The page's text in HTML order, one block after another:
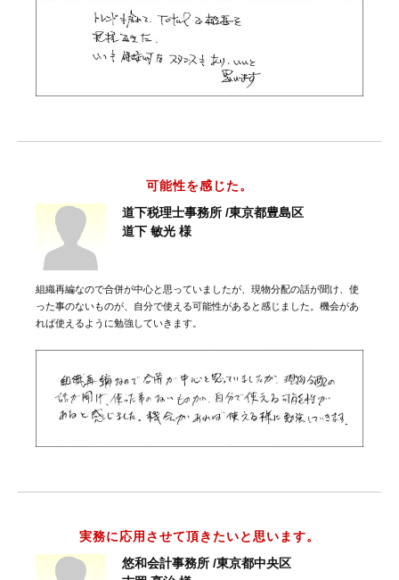
可能性を感じた。
道下税理士事務所 /東京都豊島区
道下 敏光 様
組織再編なので合併が中心と思っていましたが、現物分配の話が聞け、使
った事のないものが、自分で使える可能性があると感じました。機会があ
れば使えるように勉強していきます。
実務に応用させて頂きたいと思います。
悠和会計事務所 /東京都中央区